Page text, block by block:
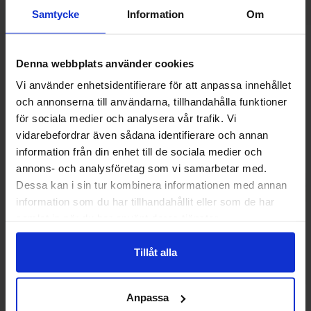
Samtycke Information Om
Denna webbplats använder cookies
Vi använder enhetsidentifierare för att anpassa innehållet
och annonserna till användarna, tillhandahålla funktioner
för sociala medier och analysera vår trafik. Vi
vidarebefordrar även sådana identifierare och annan
information från din enhet till de sociala medier och
annons- och analysföretag som vi samarbetar med.
Dessa kan i sin tur kombinera informationen med annan
information som du har tillhandahållit eller som de har
Tillåt alla
Anpassa
Andre kunne lide
Nesquik Banana 300g
-6%
Reeses